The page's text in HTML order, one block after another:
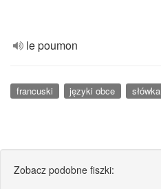
le poumon
francuski języki obce słówka
Zobacz podobne fiszki: